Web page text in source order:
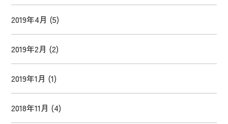
2019年4月 (5)
2019年2月 (2)
2019年1月 (1)
2018年11月 (4)